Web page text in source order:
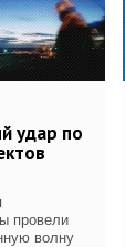
удар по
провели
волну